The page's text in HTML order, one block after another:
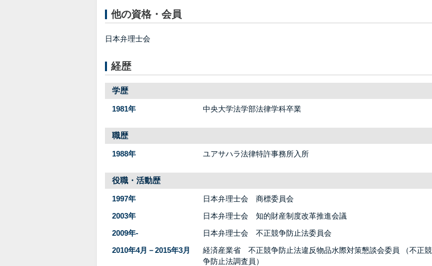
他の資格・会員
日本弁理士会
経歴
学歴
1981年 中央大学法学部法律学科卒業
職歴
1988年 ユアサハラ法律特許事務所入所
役職・活動歴
1997年
日本弁理士会 商標委員会
2003年
日本弁理士会 知的財産制度改革推進会議
2009年-
日本弁理士会 不正競争防止法委員会
2010年4月－2015年3月
経済産業省 不正競争防止法違反物品水際対策懇談会委員 （不正競
争防止法調査員）